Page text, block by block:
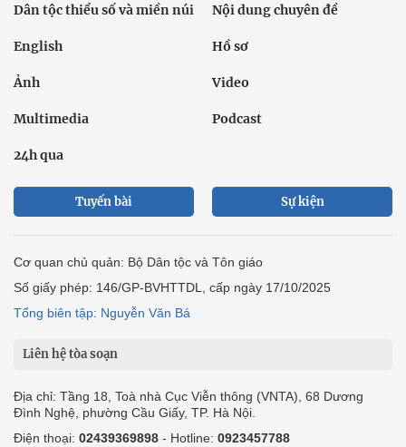
Dân tộc thiểu số và miền núi Nội dung chuyên đề
English Hồ sơ
Ảnh Video
Multimedia Podcast
24h qua
Tuyến bài Sự kiện
Cơ quan chủ quản: Bộ Dân tộc và Tôn giáo
Số giấy phép: 146/GP-BVHTTDL, cấp ngày 17/10/2025
Tổng biên tập: Nguyễn Văn Bá
Liên hệ tòa soạn
Địa chỉ: Tầng 18, Toà nhà Cục Viễn thông (VNTA), 68 Dương
Đình Nghệ, phường Cầu Giấy, TP. Hà Nội.
Điện thoại: 02439369898 - Hotline: 0923457788